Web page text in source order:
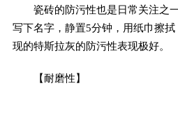
瓷砖的防污性也是日常关注之
写下名字，静置5分钟，用纸巾擦
现的特斯拉灰的防污性表现极好。
【耐磨性】